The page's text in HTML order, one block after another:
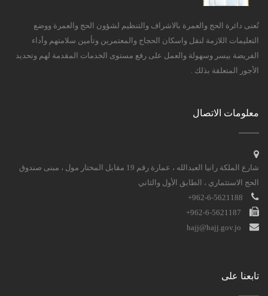
تُعنى دائرة الحج والعمرة بالاشراف والتنظيم لشؤون الحج والعمرة ووضع
التعليمات اللازمة لنقل واسكان الحجاج والمعتمرين وتأمين سلامتهم وأداء
الفريضة بيسر وسهولة والعمل على رفع مستوى الخدمات المقدمة لهم وتحديد
الأجور المتعلقة بذلك .
معلومات الاتصال
شارع الملكة رانيا العبدالله ، عمارة رقم 19 مقابل المختار مول ، مبنى صندوق
الحج الاستثماري ، الطابق الأول والثاني
962-6-5621188+
962-6-5621187+
hajj@hajj.gov.jo
تابعنا على